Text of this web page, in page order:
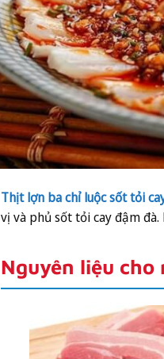
Thịt lợn ba chỉ luộc sốt tỏi
vị và phủ sốt tỏi cay đậm đà.
Nguyên liệu